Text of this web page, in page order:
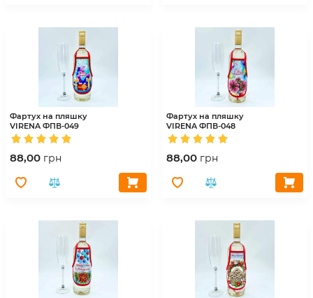
Фартух на пляшку
VIRENA ФПВ-049
88,00 грн
Фартух на пляшку
VIRENA ФПВ-048
88,00 грн